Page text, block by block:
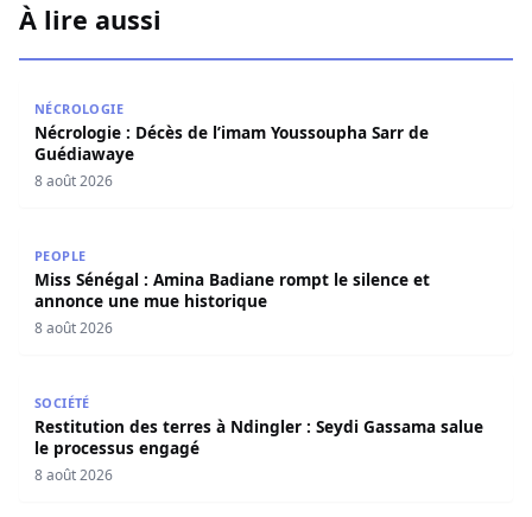
À lire aussi
NÉCROLOGIE
Nécrologie : Décès de l’imam Youssoupha Sarr de
Guédiawaye
8 août 2026
PEOPLE
Miss Sénégal : Amina Badiane rompt le silence et
annonce une mue historique
8 août 2026
SOCIÉTÉ
Restitution des terres à Ndingler : Seydi Gassama salue
le processus engagé
8 août 2026